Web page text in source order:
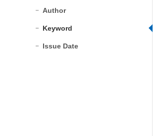
Author
Keyword
Issue Date